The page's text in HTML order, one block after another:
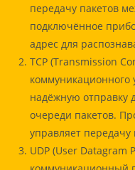
передачу пакетов
подключённое
адрес для
TCP (Transmission
надёжную отправку
очереди пакетов.
управляет передачу
UDP (User